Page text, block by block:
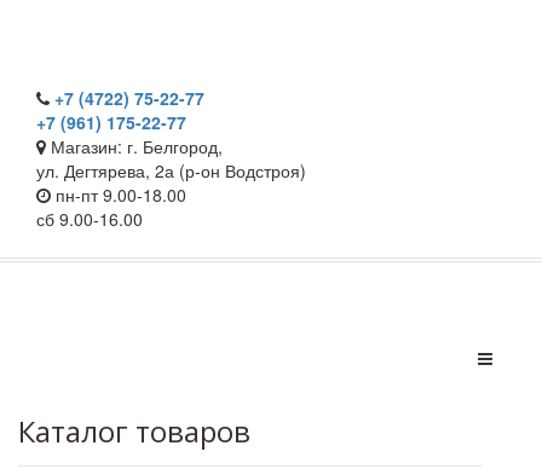
+7 (4722) 75-22-77
+7 (961) 175-22-77
Магазин: г. Белгород,
ул. Дегтярева, 2а (р-он Водстроя)
пн-пт 9.00-18.00
сб 9.00-16.00
Каталог товаров